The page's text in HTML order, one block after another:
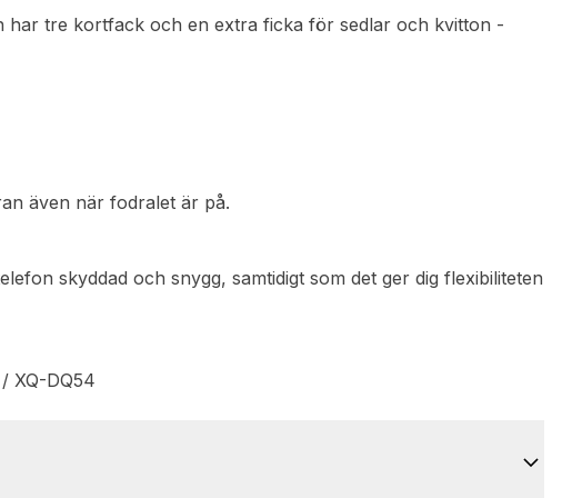
har tre kortfack och en extra ficka för sedlar och kvitton -
även när fodralet är på.
skyddad och snygg, samtidigt som det ger dig flexibiliteten
XQ-DQ54